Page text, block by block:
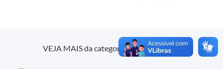
VEJA MAIS da categoriaMokeypox